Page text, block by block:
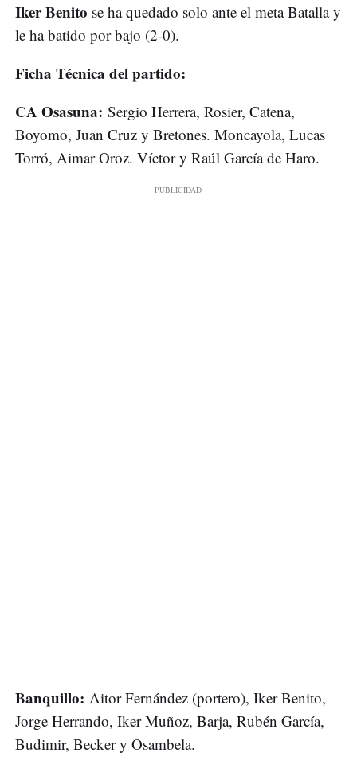
Iker Benito se ha quedado solo ante el meta Batalla y
le ha batido por bajo (2-0).
Ficha Técnica del partido:
CA Osasuna: Sergio Herrera, Rosier, Catena,
Boyomo, Juan Cruz y Bretones. Moncayola, Lucas
Torró, Aimar Oroz. Víctor y Raúl García de Haro.
Banquillo: Aitor Fernández (portero), Iker Benito,
Jorge Herrando, Iker Muñoz, Barja, Rubén García,
Budimir, Becker y Osambela.